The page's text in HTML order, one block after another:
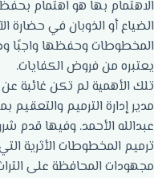
الاهتمام بها هو اهتمام
الضياع أو الذوبان في حضارة
المخطوطات وحفظها واجبًا
يعتبره من فروض الكفايات.
تلك الأهمية لم تكن غائبة عن
مدير إدارة الترميم والتعقيم
عبدالله الأحمد. وفيها قدم
ترميم المخطوطات الأثرية
مجهودات المحافظة على